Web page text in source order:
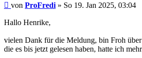
Beitrag
von ProFredi » So 19. Jan 2025, 03:04
Hallo Henrike,
vielen Dank für die Meldung, bin Froh
die es bis jetzt gelesen haben, hatte ich